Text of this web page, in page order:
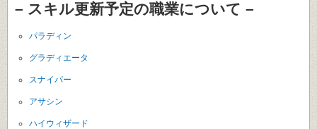
– スキル更新予定の職業について –
パラディン
グラディエータ
スナイパー
アサシン
ハイウィザード